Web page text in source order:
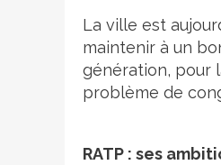
La ville est
maintenir à un
génération, pour
problème de
RATP : ses